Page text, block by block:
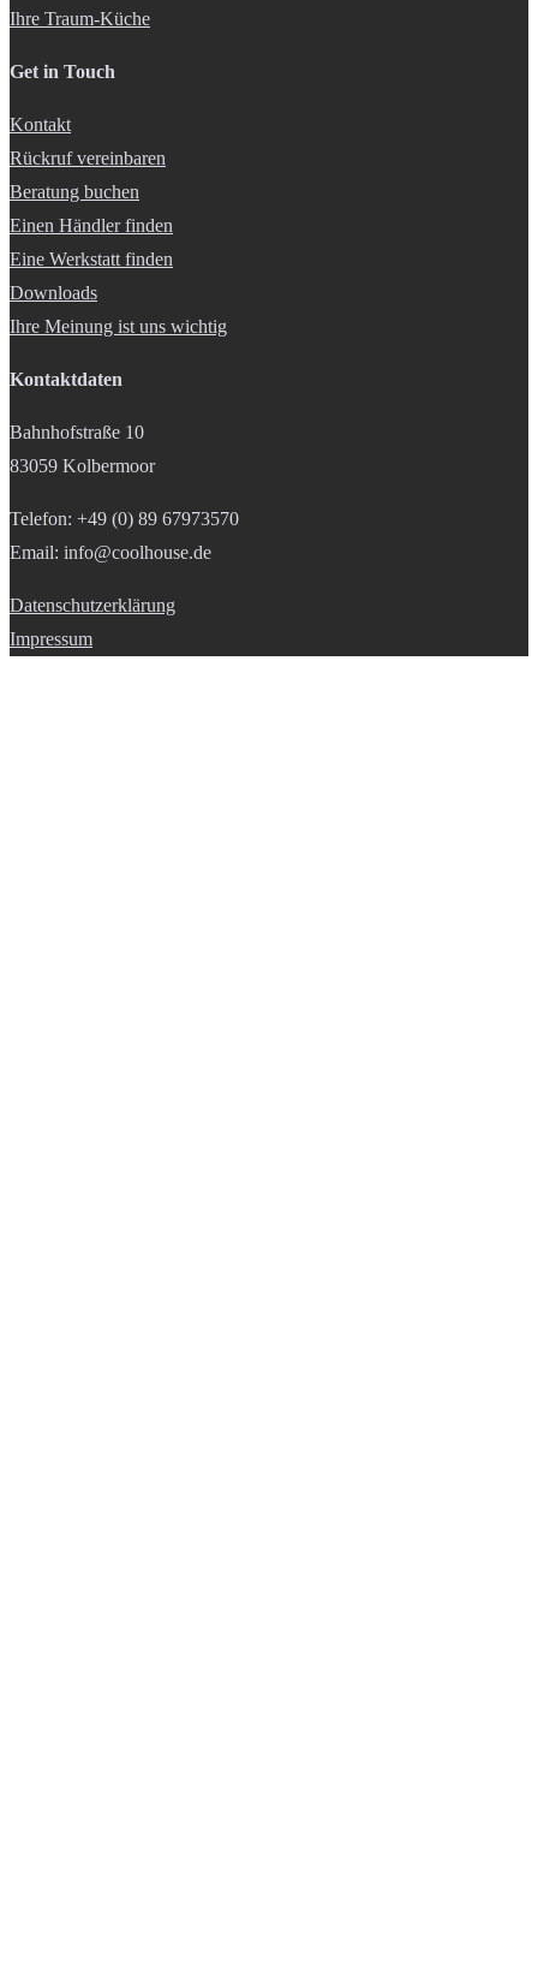
Ihre Traum-Küche
Get in Touch
Kontakt
Rückruf vereinbaren
Beratung buchen
Einen Händler finden
Eine Werkstatt finden
Downloads
Ihre Meinung ist uns wichtig
Kontaktdaten
Bahnhofstraße 10
83059 Kolbermoor
Telefon: +49 (0) 89 67973570
Email: info@coolhouse.de
Datenschutzerklärung
Impressum